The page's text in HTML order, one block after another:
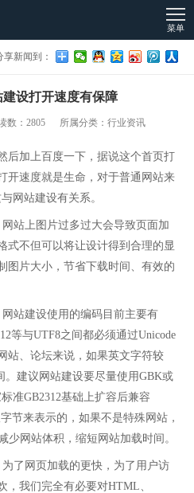
菜单
享新闻到：
设打开速度有保障
数：2805 所属分类：行业资讯
后加上百度一下，据说这个首页打
开速度就是生命，对于普通网站来
网站建设有关系。
站上图片过多过大会导致页面加
式不但可以将让设计得到合理的显
图片大小，节省下载时间、有效的
站建设使用的编码目前主要有
等与UTF8之间都必须通过Unicode
站、论坛来说，如果英文字符较
。建议网站建设要尽量使用GBK或
准GB2312基础上扩容后兼容
节来表示的，如果不是特殊网站，
少网站体积，缩短网站加载时间。
了网页加载的更快，为了用户访
，我们完全有必要对HTML、